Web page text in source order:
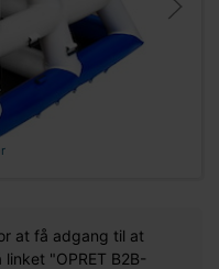
at få adgang til at
"OPRET B2B-